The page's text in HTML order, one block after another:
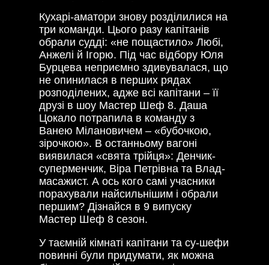
Кухарі-аматори знову розділилися на
три команди. Цього разу капітанів
обрали судді: «не пощастило» Любі,
Анжелі й Ігорю. Під час відбору Юля
Бурцева неприємно здивувалася, що
не опинилася в перших рядах
розподілених, адже всі капітани – її
друзі в шоу Мастер Шеф 8. Даша
Цокало потрапила в команду з
Ванею Мілановичем – «бубочкою,
зірочкою». В останньому вагоні
виявилася «свята трійця»: Денчик-
суперменчик, Віра Петрівна та Влад-
масажист. А ось кого самі учасники
порахували найсильнішим і обрали
першим? Дізнайся в 9 випуску
Мастер Шеф 8 сезон.
У таємній кімнаті капітани та су-шефи
повинні були придумати, як можна